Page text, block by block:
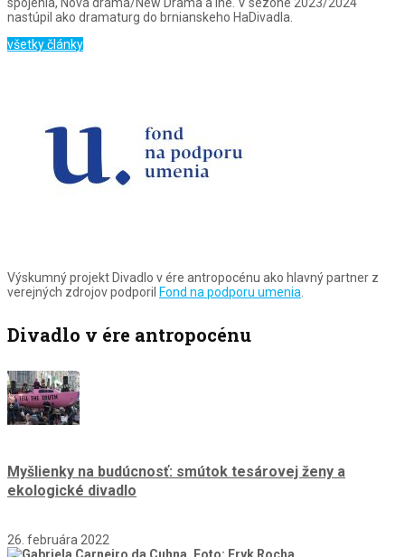
nastúpil ako dramaturg do brnianskeho HaDivadla.
všetky články
Výskumný projekt Divadlo v ére antropocénu ako hlavný partner z
verejných zdrojov podporil Fond na podporu umenia
Divadlo v ére antropocénu
Myšlienky na budúcnosť: smútok tesárovej ženy a
ekologické divadlo
26. februára 2022